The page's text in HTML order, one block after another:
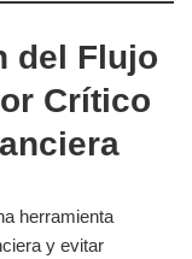
del Flujo
Crítico
herramienta
y evitar